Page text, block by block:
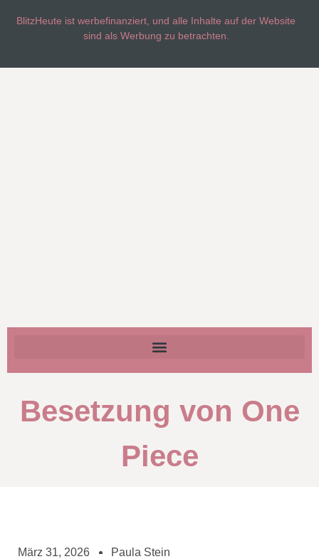
BlitzHeute ist werbefinanziert, und alle Inhalte auf der Website
sind als Werbung zu betrachten.
Besetzung von One
Piece
März 31, 2026 Paula Stein